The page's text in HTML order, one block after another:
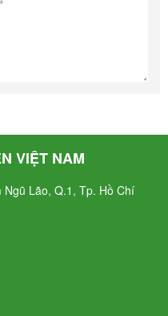
VIỆT NAM
Ngũ Lão, Q.1, Tp. Hồ Chí